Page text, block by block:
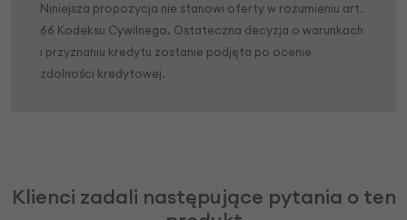
Niniejsza propozycja nie stanowi oferty w rozumieniu art.
66 Kodeksu Cywilnego. Ostateczna decyzja o warunkach
i przyznaniu kredytu zostanie podjęta po ocenie
zdolności kredytowej.
Klienci zadali następujące pytania o ten